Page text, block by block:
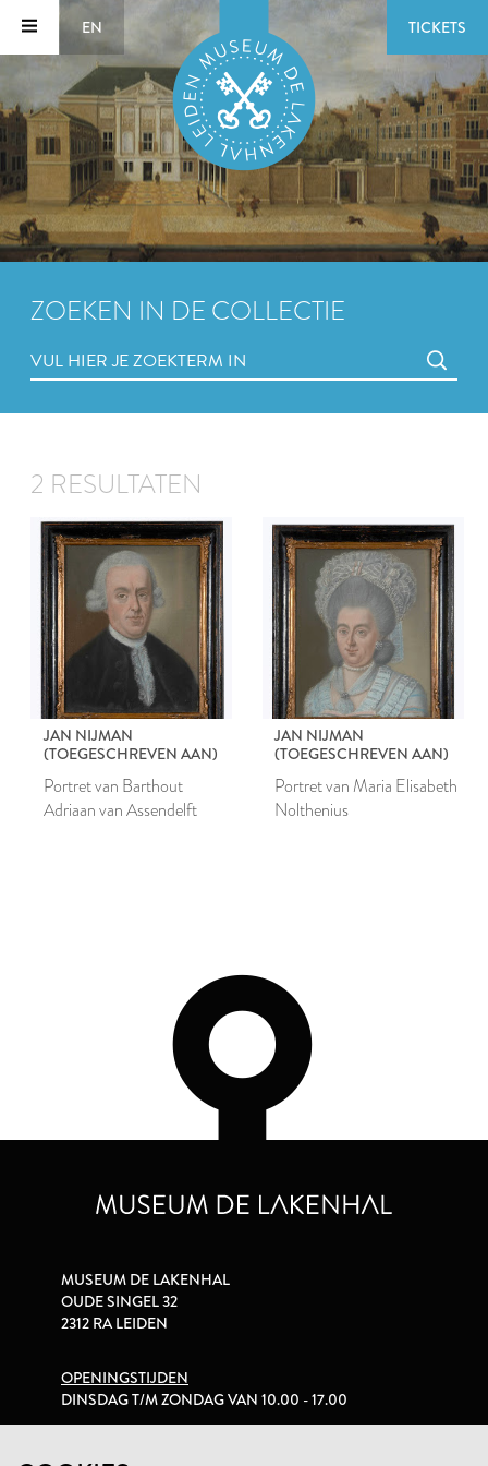
EN TICKETS
ZOEKEN IN DE COLLECTIE
2 RESULTATEN
JAN NIJMAN
(TOEGESCHREVEN AAN)
Portret van Barthout
Adriaan van Assendelft
JAN NIJMAN
(TOEGESCHREVEN AAN)
Portret van Maria Elisabeth
Nolthenius
MUSEUM DE LAKENHAL
OUDE SINGEL 32
2312 RA LEIDEN
OPENINGSTIJDEN
DINSDAG T/M ZONDAG VAN 10.00 - 17.00